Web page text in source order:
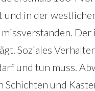
und in der
Soziales
und tun muss.
Schichten und